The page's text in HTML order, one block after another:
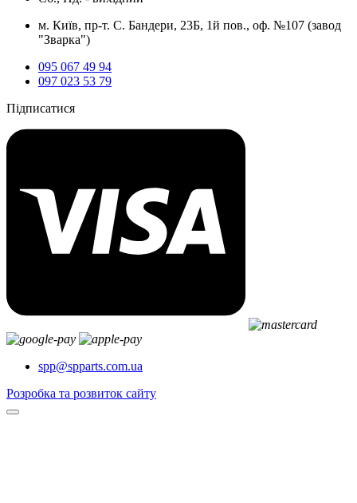
м. Київ, пр-т. С. Бандери, 23Б, 1й пов., оф. №107 (завод
"Зварка")
095 067 49 94
097 023 53 79
Підписатися
spp@spparts.com.ua
Розробка та розвиток сайту